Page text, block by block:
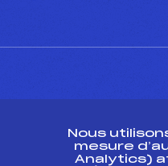
Nous
mesure
Analytics)